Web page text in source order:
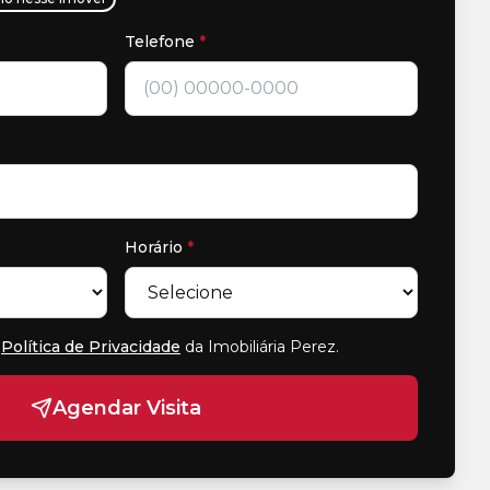
Telefone *
Horário *
Política de Privacidade da Imobiliária Perez.
Agendar Visita